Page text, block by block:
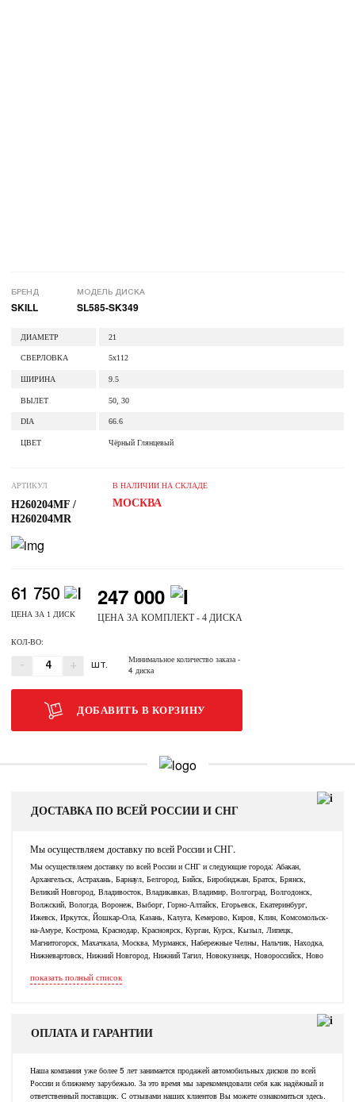
БРЕНД
SKILL
МОДЕЛЬ ДИСКА
SL585-SK349
ДИАМЕТР 21
СВЕРЛОВКА 5x112
ШИРИНА 9.5
ВЫЛЕТ 50, 30
DIA 66.6
ЦВЕТ Чёрный Глянцевый
АРТИКУЛ
H260204MF /
H260204MR
В НАЛИЧИИ НА СКЛАДЕ
МОСКВА
61 750
ЦЕНА ЗА 1 ДИСК
247 000
ЦЕНА ЗА КОМПЛЕКТ - 4 ДИСКА
КОЛ-ВО:
- + ШТ.
Минимальное количество заказа-
4 диска
ДОБАВИТЬ В КОРЗИНУ
ДОСТАВКА ПО ВСЕЙ РОССИИ И СНГ
Мы осуществляем доставку по всей России и СНГ.
Мы осуществляем доставку по всей России и СНГ и следующие города: Абакан,
Архангельск, Астрахань, Барнаул, Белгород, Бийск, Биробиджан, Братск, Брянск,
Великий Новгород, Владивосток, Владикавказ, Владимир, Волгоград, Волгодонск,
Волжский, Вологда, Воронеж, Выборг, Горно-Алтайск, Егорьевск, Екатеринбург,
Ижевск, Иркутск, Йошкар-Ола, Казань, Калуга, Кемерово, Киров, Клин, Комсомольск-
на-Амуре, Кострома, Краснодар, Красноярск, Курган, Курск, Кызыл, Липецк,
Магнитогорск, Махачкала, Москва, Мурманск, Набережные Челны, Нальчик, Находка,
Нижневартовск, Нижний Новгород, Нижний Тагил, Новокузнецк, Новороссийск, Ново
показать полный список
ОПЛАТА И ГАРАНТИИ
Наша компания уже более 5 лет занимается продажей автомобильных дисков по всей
России и ближнему зарубежью. За это время мы зарекомендовали себя как надёжный и
ответственный поставщик. С отзывами наших клиентов Вы можете ознакомиться здесь.